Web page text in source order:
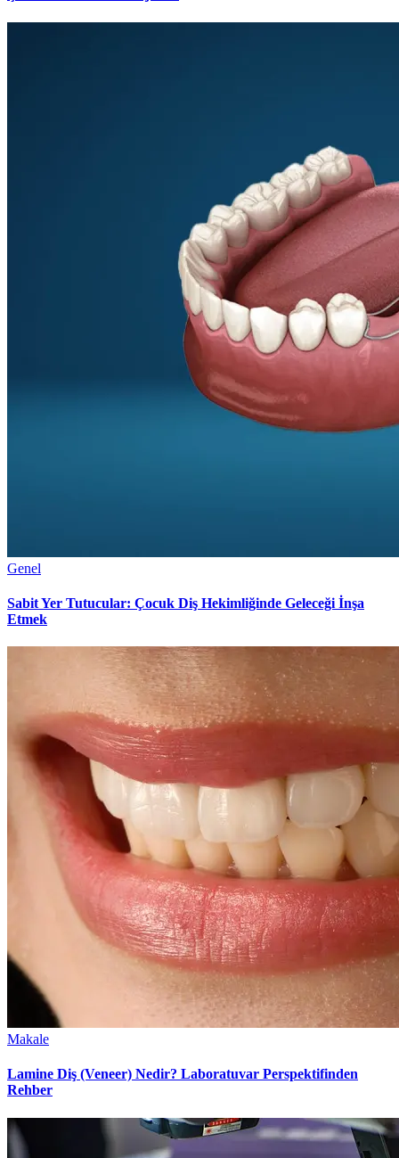
Genel
Sabit Yer Tutucular: Çocuk Diş Hekimliğinde Geleceği İnşa
Etmek
Makale
Lamine Diş (Veneer) Nedir? Laboratuvar Perspektifinden
Rehber